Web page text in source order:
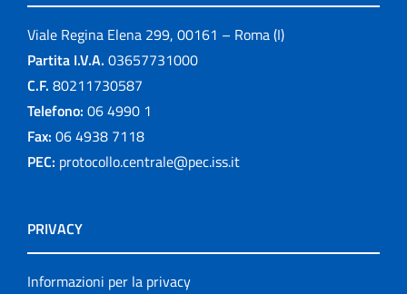
Viale Regina Elena 299, 00161 – Roma (I)
Partita I.V.A. 03657731000
C.F. 80211730587
Telefono: 06 4990 1
Fax: 06 4938 7118
PEC: protocollo.centrale@pec.iss.it
PRIVACY
Informazioni per la privacy